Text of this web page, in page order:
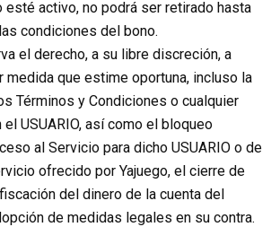
esté activo, no podrá ser retirado hasta
condiciones del bono.
el derecho, a su libre discreción, a
medida que estime oportuna, incluso la
Términos y Condiciones o cualquier
USUARIO, así como el bloqueo
al Servicio para dicho USUARIO o de
ofrecido por Yajuego, el cierre de
del dinero de la cuenta del
de medidas legales en su contra.